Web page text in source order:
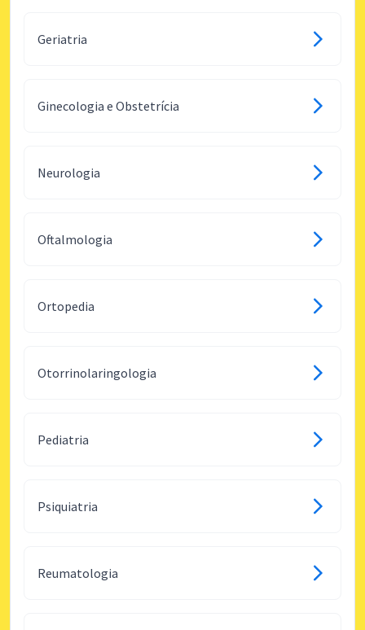
Geriatria
Ginecologia e Obstetrícia
Neurologia
Oftalmologia
Ortopedia
Otorrinolaringologia
Pediatria
Psiquiatria
Reumatologia